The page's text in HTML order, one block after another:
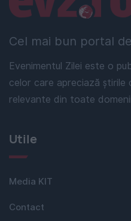
Cel mai bun portal
Evenimentul Zilei este o
celor care apreciază
relevante din toate
Utile
Media KIT
Contact